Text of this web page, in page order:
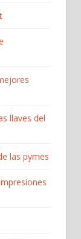
llaves del
las pymes